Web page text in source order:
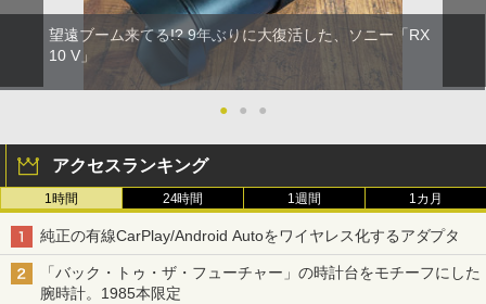
望遠ブーム来てる!? 9年ぶりに大復活した、ソニー「RX
10 V」
● ● ●
アクセスランキング
1時間 24時間 1週間 1カ月
純正の有線CarPlay/Android Autoをワイヤレス化するアダプタ
「バック・トゥ・ザ・フューチャー」の時計台をモチーフにした
腕時計。1985本限定